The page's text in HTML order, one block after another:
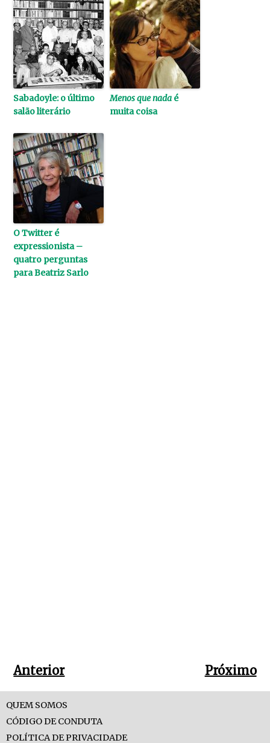
Sabadoyle: o último
salão literário
Menos que nada é
muita coisa
O Twitter é
expressionista –
quatro perguntas
para Beatriz Sarlo
Anterior Próximo
QUEM SOMOS
CÓDIGO DE CONDUTA
POLÍTICA DE PRIVACIDADE